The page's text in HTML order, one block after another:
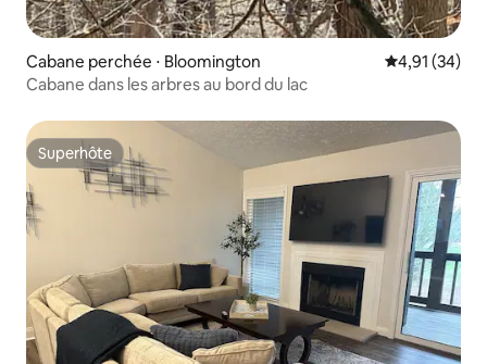
Cabane perchée ⋅ Bloomington Évaluation
4,91 (34)
Cabane dans les arbres au bord du lac
Superhôte
Superhôte